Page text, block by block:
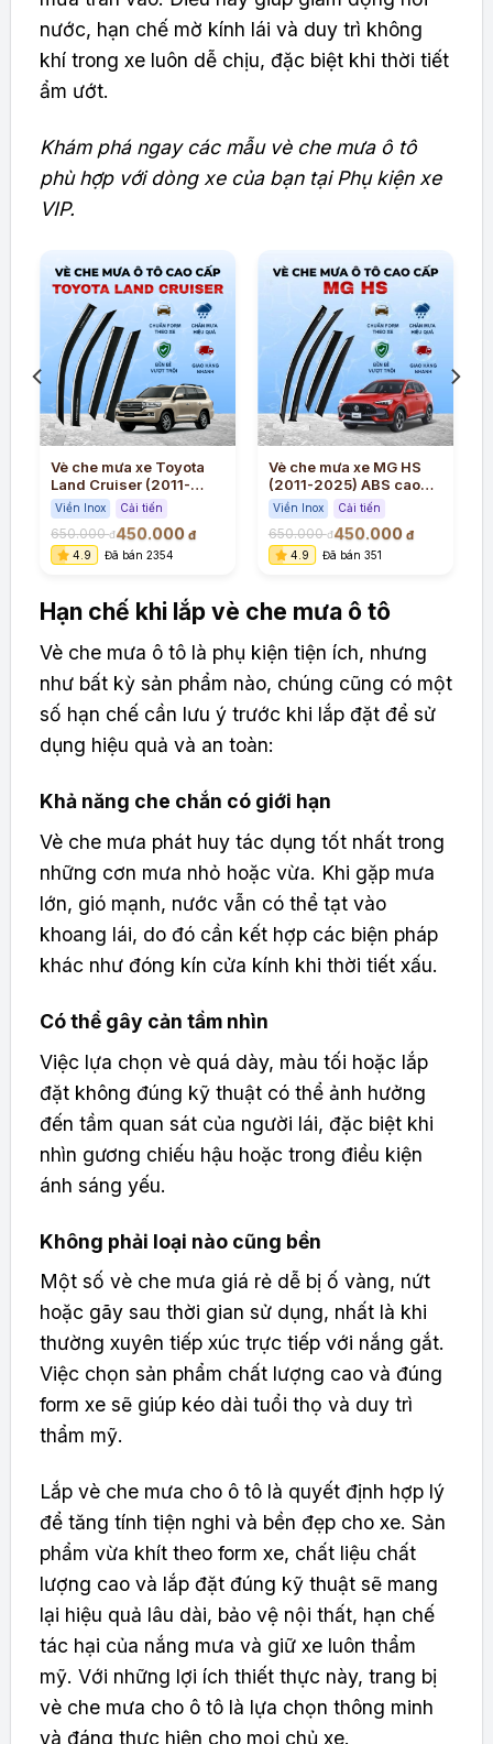
nước, hạn chế mờ kính lái và duy trì không
khí trong xe luôn dễ chịu, đặc biệt khi thời tiết
ẩm ướt.
Khám phá ngay các mẫu vè che mưa ô tô
phù hợp với dòng xe của bạn tại Phụ kiện xe
VIP.
Vè che mưa xe Toyota
Land Cruiser (2011-
2025) ABS cao cấp viền
Inox
Viền Inox Cải tiến
650.000đ450.000đ
4.9 Đã bán 2354
Vè che mưa xe MG HS
(2011-2025) ABS cao
cấp viền Inox
Viền Inox Cải tiến
650.000đ450.000 đ
4.9 Đã bán 351
Hạn chế khi lắp vè che mưa ô tô
Vè che mưa ô tô là phụ kiện tiện ích, nhưng
như bất kỳ sản phẩm nào, chúng cũng có một
số hạn chế cần lưu ý trước khi lắp đặt để sử
dụng hiệu quả và an toàn:
Khả năng che chắn có giới hạn
Vè che mưa phát huy tác dụng tốt nhất trong
những cơn mưa nhỏ hoặc vừa. Khi gặp mưa
lớn, gió mạnh, nước vẫn có thể tạt vào
khoang lái, do đó cần kết hợp các biện pháp
khác như đóng kín cửa kính khi thời tiết xấu.
Có thể gây cản tầm nhìn
Việc lựa chọn vè quá dày, màu tối hoặc lắp
đặt không đúng kỹ thuật có thể ảnh hưởng
đến tầm quan sát của người lái, đặc biệt khi
nhìn gương chiếu hậu hoặc trong điều kiện
ánh sáng yếu.
Không phải loại nào cũng bền
Một số vè che mưa giá rẻ dễ bị ố vàng, nứt
hoặc gãy sau thời gian sử dụng, nhất là khi
thường xuyên tiếp xúc trực tiếp với nắng gắt.
Việc chọn sản phẩm chất lượng cao và đúng
form xe sẽ giúp kéo dài tuổi thọ và duy trì
thẩm mỹ.
Lắp vè che mưa cho ô tô là quyết định hợp lý
để tăng tính tiện nghi và bền đẹp cho xe. Sản
phẩm vừa khít theo form xe, chất liệu chất
lượng cao và lắp đặt đúng kỹ thuật sẽ mang
lại hiệu quả lâu dài, bảo vệ nội thất, hạn chế
tác hại của nắng mưa và giữ xe luôn thẩm
mỹ. Với những lợi ích thiết thực này, trang bị
vè che mưa cho ô tô là lựa chọn thông minh
và đáng thực hiện cho mọi chủ xe.